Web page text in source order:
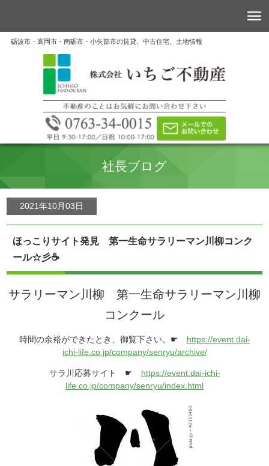
砺波市・高岡市・南砺市・小矢部市の賃貸、中古住宅、土地情報
社長ブログ
2021年10月03日
ほっこりサイト発見 第一生命サラリーマン川柳コンク
ール☆彡☕
サラリーマン川柳 第一生命サラリーマン川柳
コンクール
時間の余裕ができたとき、御覧下さい。☛ https://event.dai-
ichi-life.co.jp/company/senryu/archive/
サラ川応募サイト ☛ https://event.dai-ichi-
life.co.jp/company/senryu/index.html